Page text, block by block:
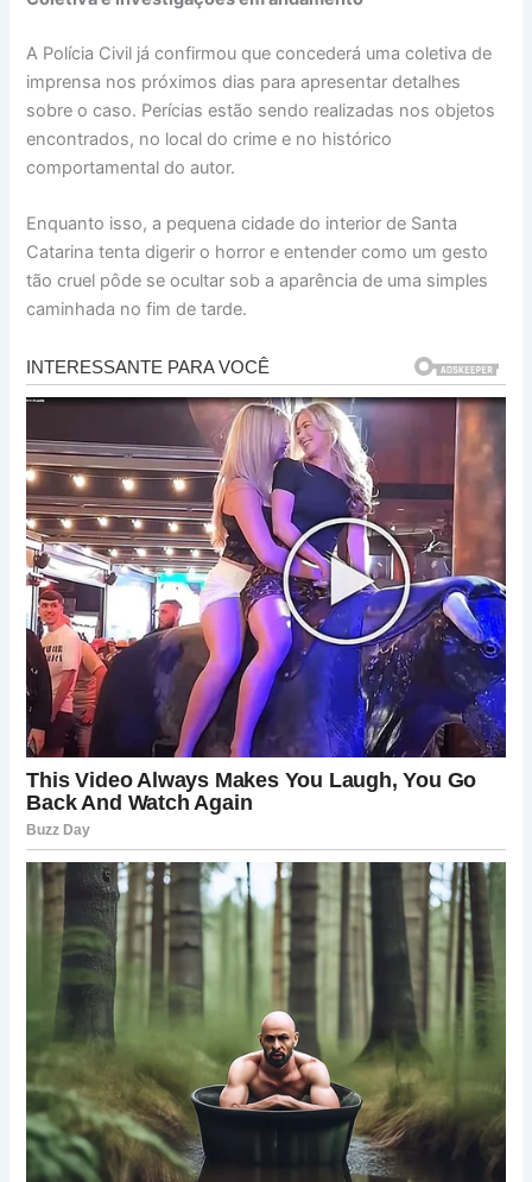
A Polícia Civil já confirmou que concederá uma coletiva de
imprensa nos próximos dias para apresentar detalhes
sobre o caso. Perícias estão sendo realizadas nos objetos
encontrados, no local do crime e no histórico
comportamental do autor.
Enquanto isso, a pequena cidade do interior de Santa
Catarina tenta digerir o horror e entender como um gesto
tão cruel pôde se ocultar sob a aparência de uma simples
caminhada no fim de tarde.